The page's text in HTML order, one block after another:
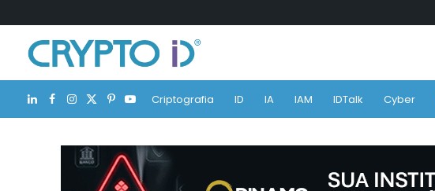
LinkedIn
Facebook
Instagram
X
(Twitter)
Pinterest
YouTubeCriptografia ID IA IAM IDTalk Cyber